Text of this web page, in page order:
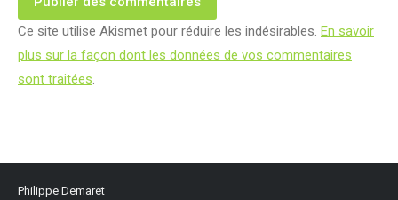
Ce site utilise Akismet pour réduire les indésirables. En savoir
plus sur la façon dont les données de vos commentaires
sont traitées.
Philippe Demaret